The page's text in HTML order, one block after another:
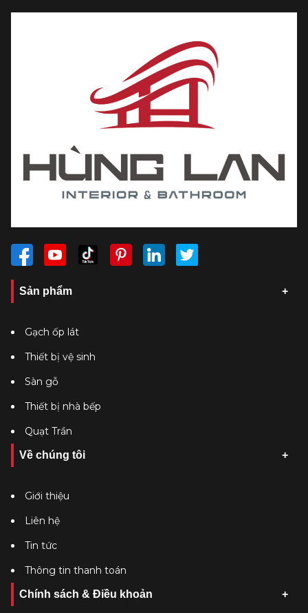
Sản phẩm
Gạch ốp lát
Thiết bị vệ sinh
Sàn gỗ
Thiết bị nhà bếp
Quạt Trần
Về chúng tôi
Giới thiệu
Liên hệ
Tin tức
Thông tin thanh toán
Chính sách & Điều khoản